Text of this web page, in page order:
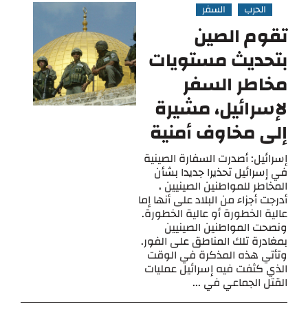
الحرب السفر
تقوم الصين
بتحديث مستويات
مخاطر السفر
لإسرائيل، مشيرة
إلى مخاوف أمنية
إسرائيل: أصدرت السفارة الصينية
في إسرائيل تحذيرا جديدا بشأن
المخاطر للمواطنين الصينيين ،
أدرجت أجزاء من البلاد على أنها إما
عالية الخطورة أو عالية الخطورة.
ونصحت المواطنين الصينيين
بمغادرة تلك المناطق على الفور.
وتأتي هذه المذكرة في الوقت
الذي كثفت فيه إسرائيل عمليات
القتل الجماعي في ...